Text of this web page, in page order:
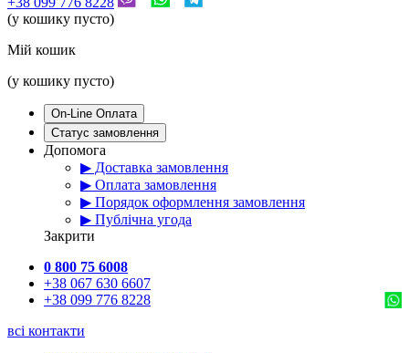
(у кошику пусто)
Мій кошик
(у кошику пусто)
On-Line Оплата
Статус замовлення
Допомога
▶ Доставка замовлення
▶ Оплата замовлення
▶ Порядок оформлення замовлення
▶ Публічна угода
Закрити
0 800 75 6008
+38 067 630 6607
+38 099 776 8228
всі контакти